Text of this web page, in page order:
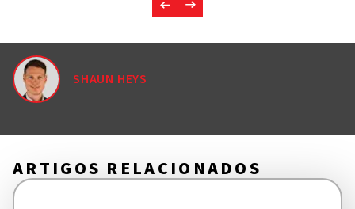
SHAUN HEYS
ARTIGOS RELACIONADOS